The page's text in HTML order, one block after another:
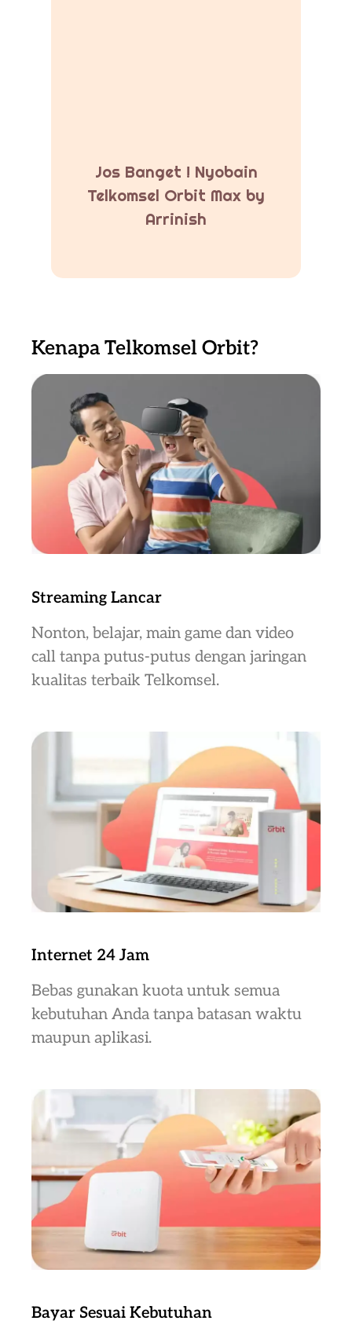
Jos Banget ! Nyobain
Telkomsel Orbit Max by
Arrinish
Kenapa Telkomsel Orbit?
Streaming Lancar
Nonton, belajar, main game dan video
call tanpa putus-putus dengan jaringan
kualitas terbaik Telkomsel.
Internet 24 Jam
Bebas gunakan kuota untuk semua
kebutuhan Anda tanpa batasan waktu
maupun aplikasi.
Bayar Sesuai Kebutuhan